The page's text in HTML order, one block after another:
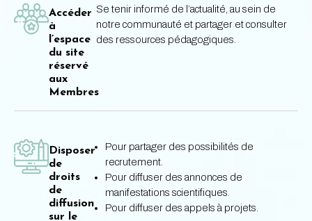
Accéder
à
l’espace
du site
réservé
aux
Membres
Se tenir informé de l’actualité, au sein de
notre communauté et partager et consulter
des ressources pédagogiques.
Disposer
de
droits
de
diffusion
sur le
Pour partager des possibilités de
recrutement.
Pour diffuser des annonces de
manifestations scientifiques.
Pour diffuser des appels à projets.